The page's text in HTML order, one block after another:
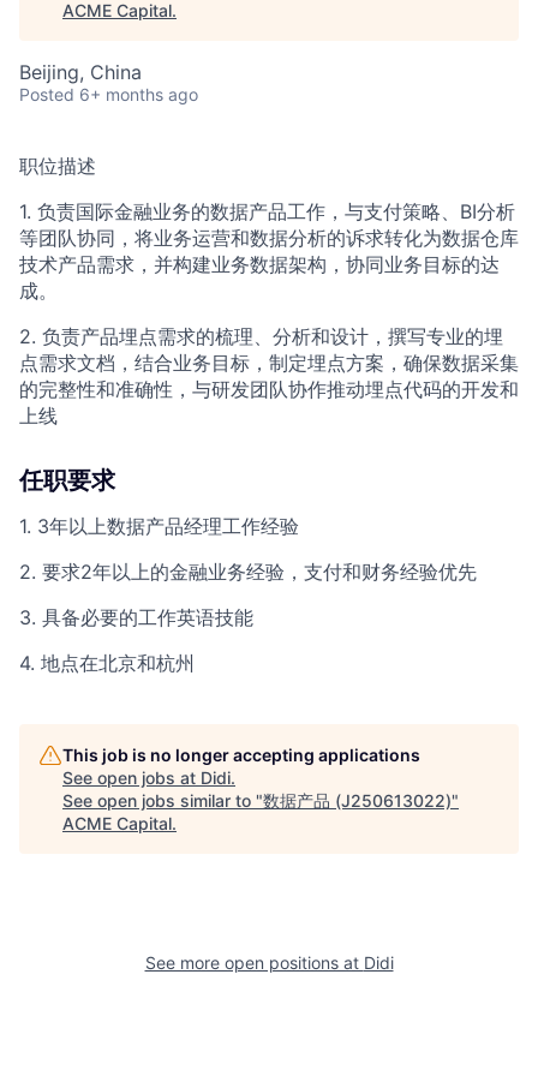
ACME Capital.
Beijing, China
Posted 6+ months ago
职位描述
1. 负责国际金融业务的数据产品工作，与支付策略、BI分析
等团队协同，将业务运营和数据分析的诉求转化为数据仓库
技术产品需求，并构建业务数据架构，协同业务目标的达
成。
2. 负责产品埋点需求的梳理、分析和设计，撰写专业的埋
点需求文档，结合业务目标，制定埋点方案，确保数据采集
的完整性和准确性，与研发团队协作推动埋点代码的开发和
上线
任职要求
1. 3年以上数据产品经理工作经验
2. 要求2年以上的金融业务经验，支付和财务经验优先
3. 具备必要的工作英语技能
4. 地点在北京和杭州
This job is no longer accepting applications
See open jobs at Didi.
See open jobs similar to "数据产品 (J250613022)"
ACME Capital.
See more open positions at Didi